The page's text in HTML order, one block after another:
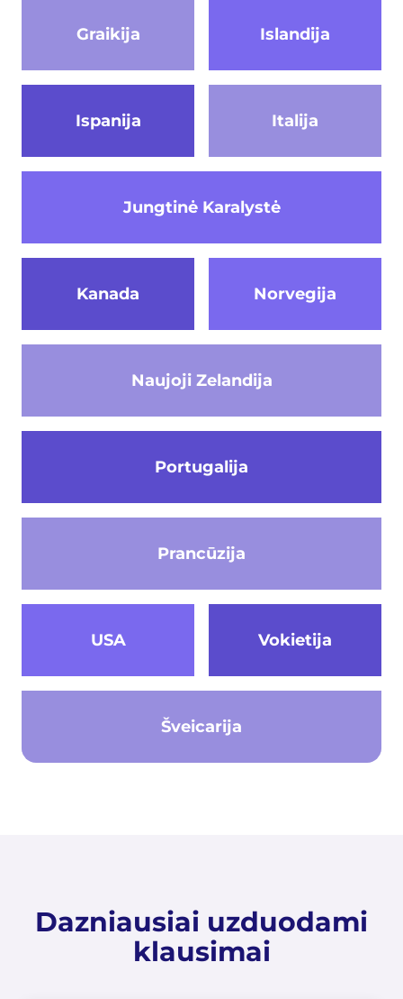
Graikija Islandija
Ispanija Italija
Jungtinė Karalystė
Kanada
Naujoji Zelandija
Norvegija
Portugalija
Prancūzija
USA Vokietija
Šveicarija
Dazniausiai uzduodami
klausimai